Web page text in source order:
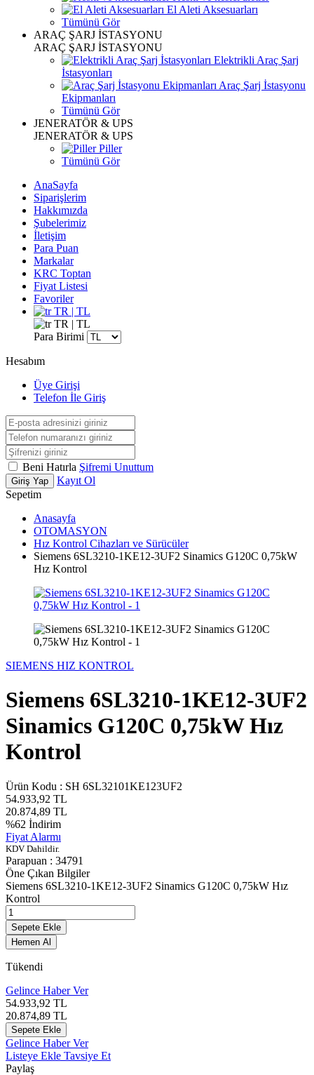
El Aleti Aksesuarları
Tümünü Gör
ARAÇ ŞARJ İSTASYONU
ARAÇ ŞARJ İSTASYONU
Elektrikli Araç Şarj
İstasyonları
Araç Şarj İstasyonu
Ekipmanları
Tümünü Gör
JENERATÖR & UPS
JENERATÖR & UPS
Piller
Tümünü Gör
AnaSayfa
Siparişlerim
Hakkımızda
Şubelerimiz
İletişim
Para Puan
Markalar
KRC Toptan
Fiyat Listesi
Favoriler
TR | TL
TR | TL
Para Birimi
Hesabım
Üye Girişi
Telefon İle Giriş
Beni Hatırla Şifremi Unuttum
Giriş Yap
Kayıt Ol
Sepetim
Anasayfa
OTOMASYON
Hız Kontrol Cihazları ve Sürücüler
Siemens 6SL3210-1KE12-3UF2 Sinamics G120C 0,75kW
Hız Kontrol
SIEMENS HIZ KONTROL
Siemens 6SL3210-1KE12-3UF2
Sinamics G120C 0,75kW Hız
Kontrol
Ürün Kodu : SH 6SL32101KE123UF2
54.933,92 TL
20.874,89 TL
%62 İndirim
Fiyat Alarmı
KDV Dahildir.
Parapuan : 34791
Öne Çıkan Bilgiler
Siemens 6SL3210-1KE12-3UF2 Sinamics G120C 0,75kW Hız
Kontrol
Sepete Ekle
Hemen Al
Tükendi
Gelince Haber Ver
54.933,92 TL
20.874,89 TL
Sepete Ekle
Gelince Haber Ver
Listeye Ekle Tavsiye Et
Paylaş